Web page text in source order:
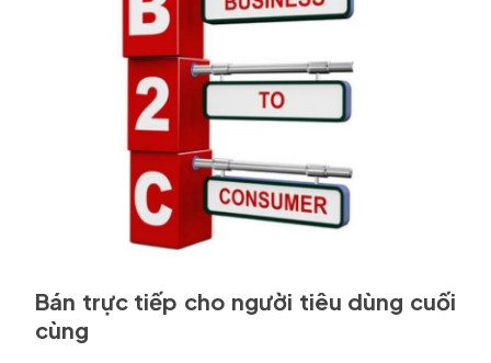
Bán trực tiếp cho người tiêu dùng cuối
cùng